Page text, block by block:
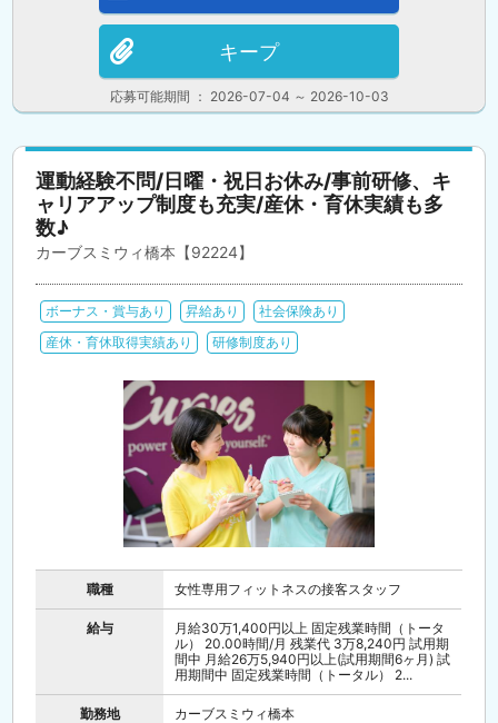
応募可能期間 ： 2026-07-04 ～ 2026-10-03
キープ
運動経験不問/日曜・祝日お休み/事前研修、キ
ャリアアップ制度も充実/産休・育休実績も多
数♪
カーブスミウィ橋本【92224】
ボーナス・賞与あり 昇給あり
社会保険あり
産休・育休取得実績あり
研修制度あり
職種 女性専用フィットネスの接客スタッフ
給与
月給30万1,400円以上 固定残業時間（トータ
ル） 20.00時間/月 残業代 3万8,240円 試用期
間中 月給26万5,940円以上(試用期間6ヶ月) 試
用期間中 固定残業時間（トータル） 2...
勤務地 カーブスミウィ橋本